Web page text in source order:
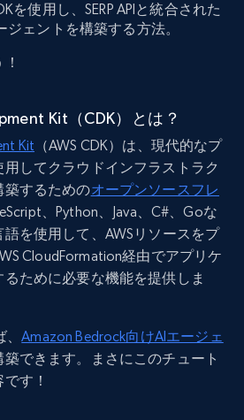
を使用し、SERP APIと統合された
ジェントを構築する方法。
Kit（CDK）とは？
Kit （AWS CDK）は、現代的なプ
してクラウドインフラストラク
築するためのオープンソースフレ
、Python、Java、C#、Goな
を使用して、AWSリソースをプ
CloudFormation経由でアプリケ
ために必要な機能を提供しま
、Amazon Bedrock向けAIエージェ
できます。まさにこのチュート
す！